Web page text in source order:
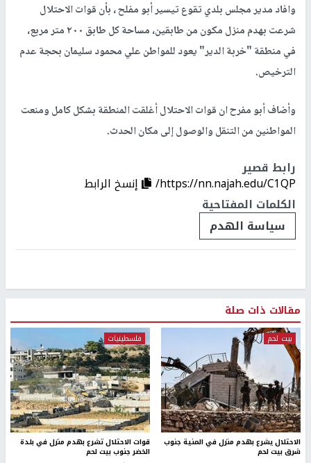
وافاد مدير مجلس بلدي تقوع تيسير أبو مفلح ، بأن قوات الاحتلال
شرعت بهدم منزل مكون من طابقين، مساحة كل طابق ٢٠٠ متر مربع،
في منطقة "خربة الدير" يعود للمواطن علي محمود سليمان بحجة عدم
الترخيص.
وأضاف أبو مفرح ان قوات الاحتلال أغلقت المنطقة بشكل كامل ومنعت
المواطنين من التنقل والوصول إلى مكان الحدث.
رابط قصير
https://nn.najah.edu/C1QP/
إنسخ الرابط
الكلمات المفتاحية
سياسة الهدم
مقالات ذات صلة
بيت لحم
الاحتلال يشرع بهدم منزل في المنية جنوب
شرق بيت لحم
فلسطينيات
قوات الاحتلال تشرع بهدم منزل في بلدة
الخضر جنوب بيت لحم